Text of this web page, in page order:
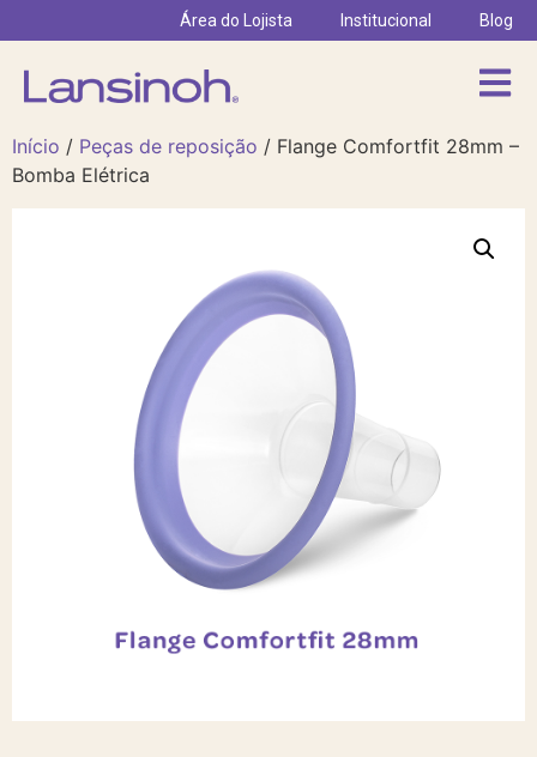
Área do Lojista Institucional Blog
Início / Peças de reposição / Flange Comfortfit 28mm –
Bomba Elétrica